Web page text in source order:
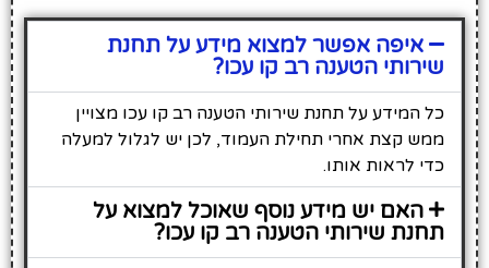
איפה אפשר למצוא מידע על תחנת
שירותי הטענה רב קו עכו?
כל המידע על תחנת שירותי הטענה רב קו עכו מצויין
ממש קצת אחרי תחילת העמוד, לכן יש לגלול למעלה
כדי לראות אותו.
האם יש מידע נוסף שאוכל למצוא על
תחנת שירותי הטענה רב קו עכו?